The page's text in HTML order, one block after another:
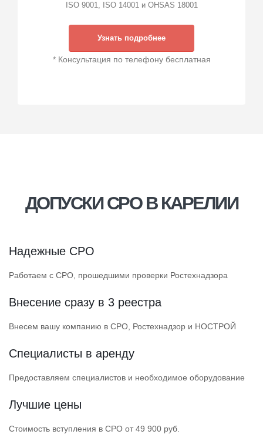
ISO 9001, ISO 14001 и OHSAS 18001
Узнать подробнее
* Консультация по телефону бесплатная
ДОПУСКИ СРО В КАРЕЛИИ
Надежные СРО
Работаем с СРО, прошедшими проверки Ростехнадзора
Внесение сразу в 3 реестра
Внесем вашу компанию в СРО, Ростехнадзор и НОСТРОЙ
Специалисты в аренду
Предоставляем специалистов и необходимое оборудование
Лучшие цены
Стоимость вступления в СРО от 49 900 руб.